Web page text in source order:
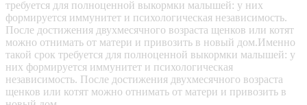
требуется для полноценной выкормки малышей: у них
формируется иммунитет и психологическая независимость.
После достижения двухмесячного возраста щенков или котят
можно отнимать от матери и привозить в новый дом.Именно
такой срок требуется для полноценной выкормки малышей: у
них формируется иммунитет и психологическая
независимость. После достижения двухмесячного возраста
щенков или котят можно отнимать от матери и привозить в